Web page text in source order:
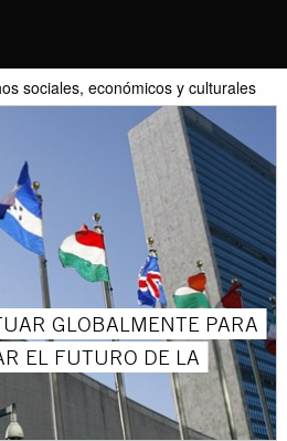
sociales, económicos y culturales
GLOBALMENTE PARA
EL FUTURO DE LA